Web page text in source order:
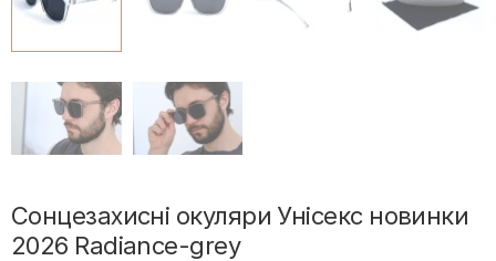
Сонцезахисні окуляри Унісекс новинки
2026 Radiance-grey